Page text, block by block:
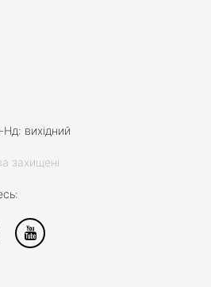
вихідний
захищені